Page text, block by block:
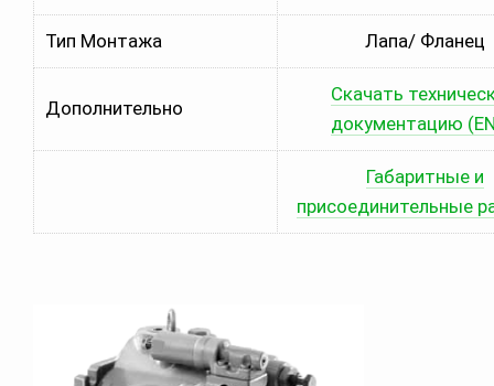
Тип Монтажа Лапа/ Фланец
Дополнительно
Скачать
документацию
Габаритные и
присоединительные